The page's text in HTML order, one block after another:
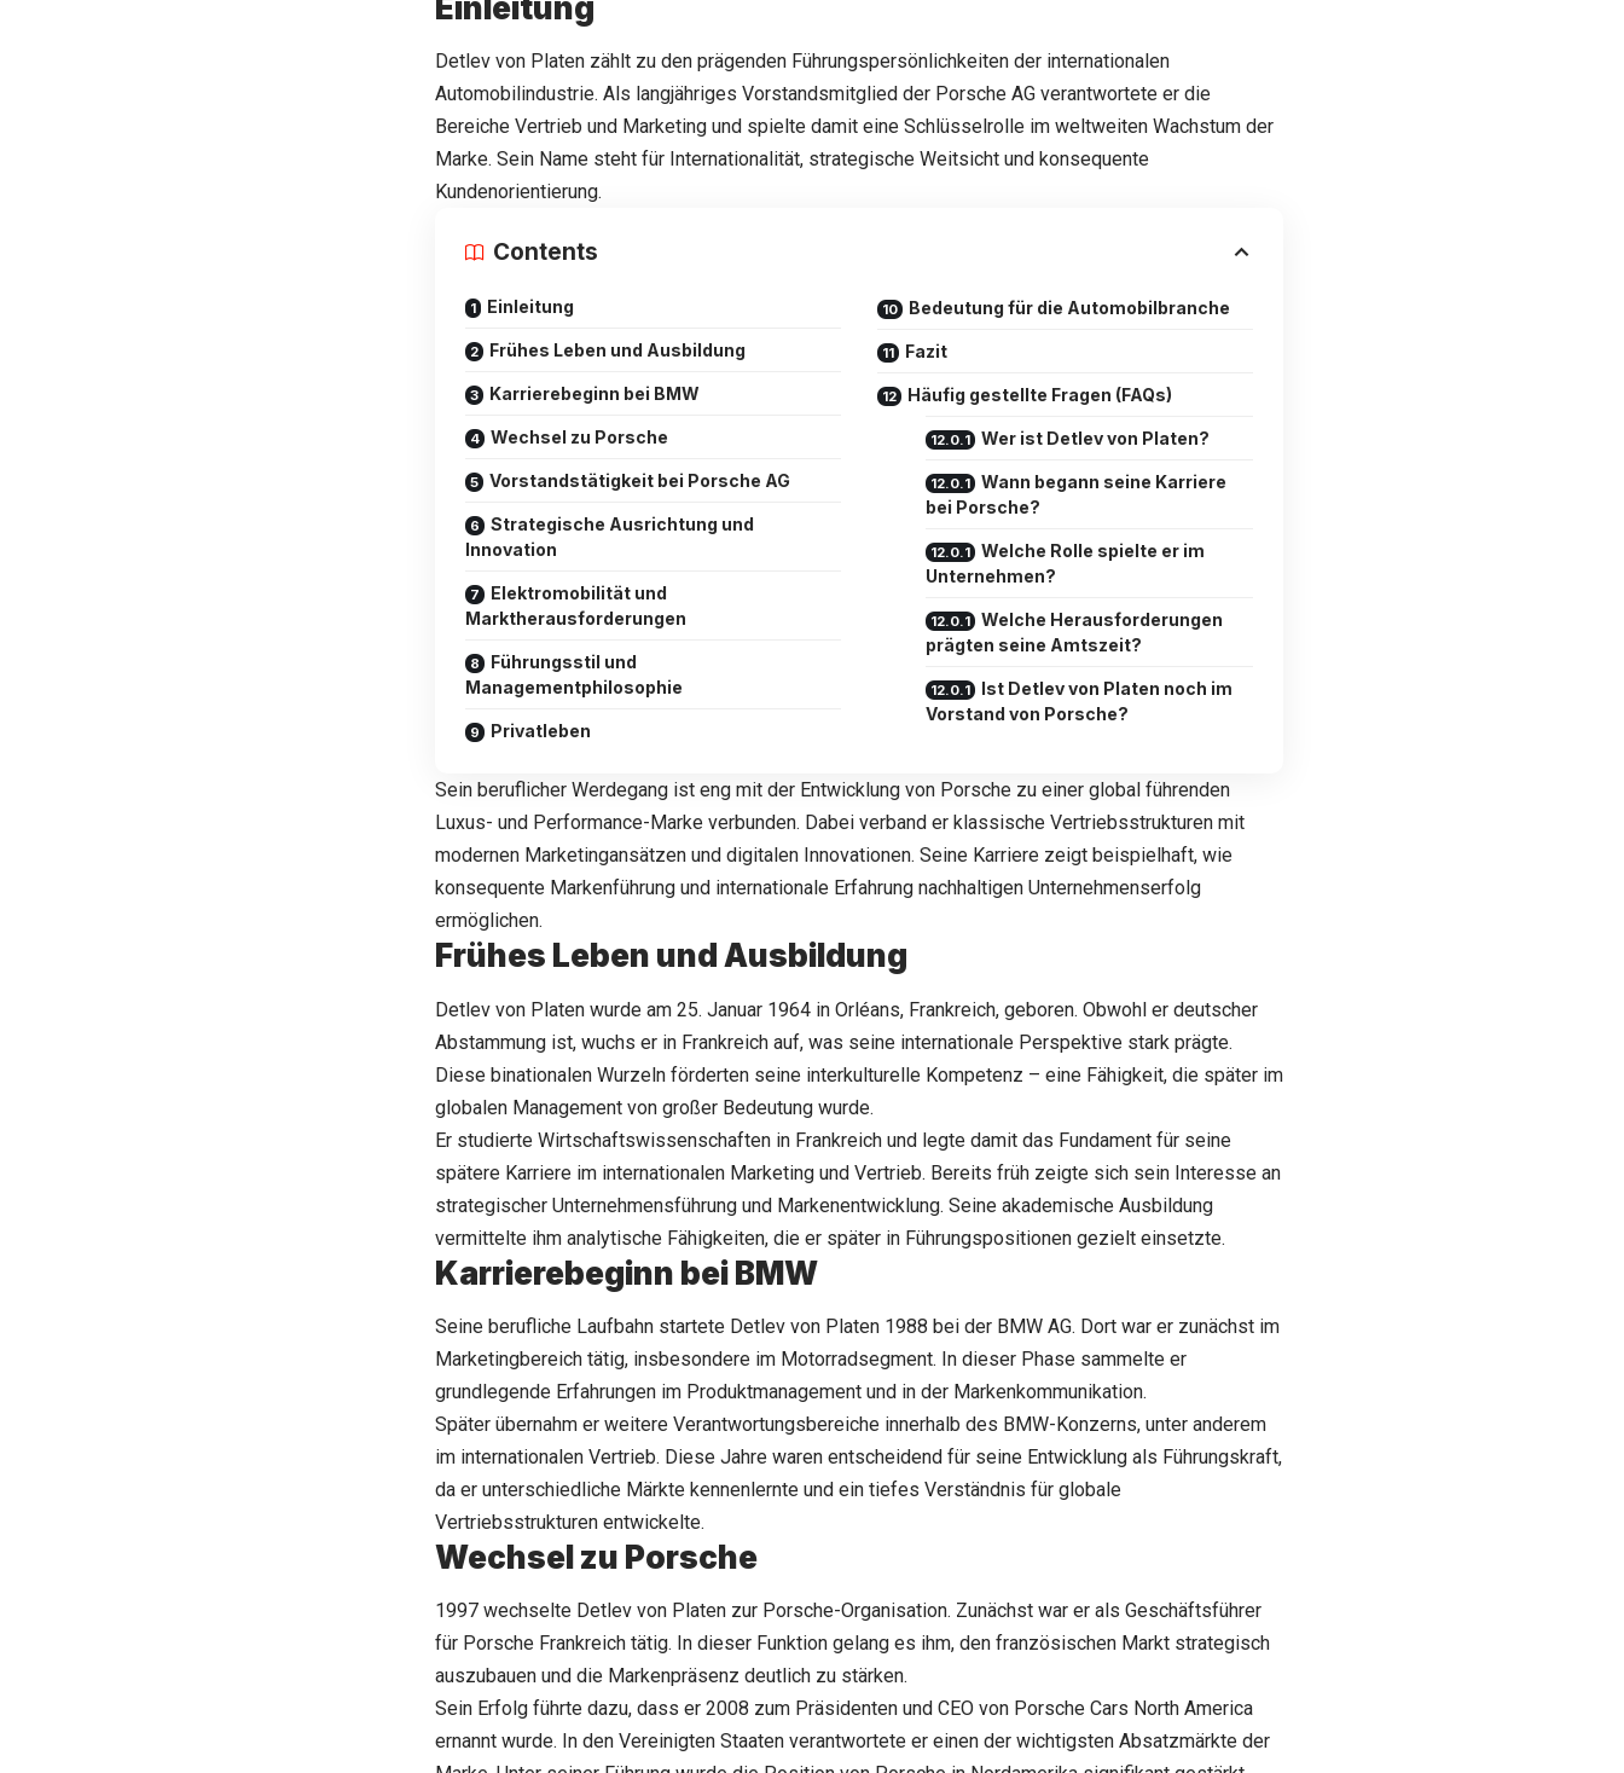
Einleitung
Detlev von Platen zählt zu den prägenden Führungspersönlichkeiten der internationalen
Automobilindustrie. Als langjähriges Vorstandsmitglied der Porsche AG verantwortete er die
Bereiche Vertrieb und Marketing und spielte damit eine Schlüsselrolle im weltweiten Wachstum der
Marke. Sein Name steht für Internationalität, strategische Weitsicht und konsequente
Kundenorientierung.
Contents
Einleitung
Frühes Leben und Ausbildung
Karrierebeginn bei BMW
Wechsel zu Porsche
Vorstandstätigkeit bei Porsche AG
Strategische Ausrichtung und
Innovation
Elektromobilität und
Marktherausforderungen
Führungsstil und
Managementphilosophie
Privatleben
Bedeutung für die Automobilbranche
Fazit
Häufig gestellte Fragen (FAQs)
Wer ist Detlev von Platen?
Wann begann seine Karriere
bei Porsche?
Welche Rolle spielte er im
Unternehmen?
Welche Herausforderungen
prägten seine Amtszeit?
Ist Detlev von Platen noch im
Vorstand von Porsche?
Sein beruflicher Werdegang ist eng mit der Entwicklung von Porsche zu einer global führenden
Luxus- und Performance-Marke verbunden. Dabei verband er klassische Vertriebsstrukturen mit
modernen Marketingansätzen und digitalen Innovationen. Seine Karriere zeigt beispielhaft, wie
konsequente Markenführung und internationale Erfahrung nachhaltigen Unternehmenserfolg
ermöglichen.
Frühes Leben und Ausbildung
Detlev von Platen wurde am 25. Januar 1964 in Orléans, Frankreich, geboren. Obwohl er deutscher
Abstammung ist, wuchs er in Frankreich auf, was seine internationale Perspektive stark prägte.
Diese binationalen Wurzeln förderten seine interkulturelle Kompetenz – eine Fähigkeit, die später im
globalen Management von großer Bedeutung wurde.
Er studierte Wirtschaftswissenschaften in Frankreich und legte damit das Fundament für seine
spätere Karriere im internationalen Marketing und Vertrieb. Bereits früh zeigte sich sein Interesse an
strategischer Unternehmensführung und Markenentwicklung. Seine akademische Ausbildung
vermittelte ihm analytische Fähigkeiten, die er später in Führungspositionen gezielt einsetzte.
Karrierebeginn bei BMW
Seine berufliche Laufbahn startete Detlev von Platen 1988 bei der BMW AG. Dort war er zunächst im
Marketingbereich tätig, insbesondere im Motorradsegment. In dieser Phase sammelte er
grundlegende Erfahrungen im Produktmanagement und in der Markenkommunikation.
Später übernahm er weitere Verantwortungsbereiche innerhalb des BMW-Konzerns, unter anderem
im internationalen Vertrieb. Diese Jahre waren entscheidend für seine Entwicklung als Führungskraft,
da er unterschiedliche Märkte kennenlernte und ein tiefes Verständnis für globale
Vertriebsstrukturen entwickelte.
Wechsel zu Porsche
1997 wechselte Detlev von Platen zur Porsche-Organisation. Zunächst war er als Geschäftsführer
für Porsche Frankreich tätig. In dieser Funktion gelang es ihm, den französischen Markt strategisch
auszubauen und die Markenpräsenz deutlich zu stärken.
Sein Erfolg führte dazu, dass er 2008 zum Präsidenten und CEO von Porsche Cars North America
ernannt wurde. In den Vereinigten Staaten verantwortete er einen der wichtigsten Absatzmärkte der